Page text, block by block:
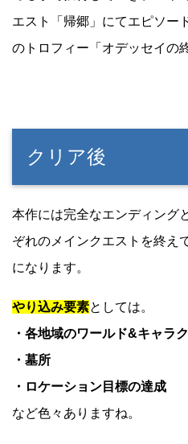
エスト「帰郷」にてエピソー
のトロフィー「オデッセイの
クリア後
本作には完全なエンディング
ぞれのメインクエストを終え
になります。
やり込み要素としては。
・各地域のワールド&キャラ
・墓所
・ロケーション目標の達成
など色々ありますね。